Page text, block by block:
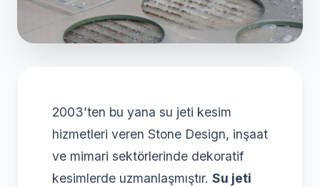
2003’ten bu yana su jeti kesim
hizmetleri veren Stone Design, inşaat
ve mimari sektörlerinde dekoratif
kesimlerde uzmanlaşmıştır. Su jeti